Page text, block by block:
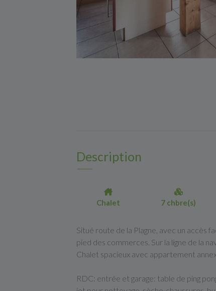
Description
Chalet 7 chbre(s)
Situé route de la Plagne, avec un accès
pied des commerces. Sur la ligne de la
Chalet spacieux avec appartement
RDC: entrée et garage: table de ping